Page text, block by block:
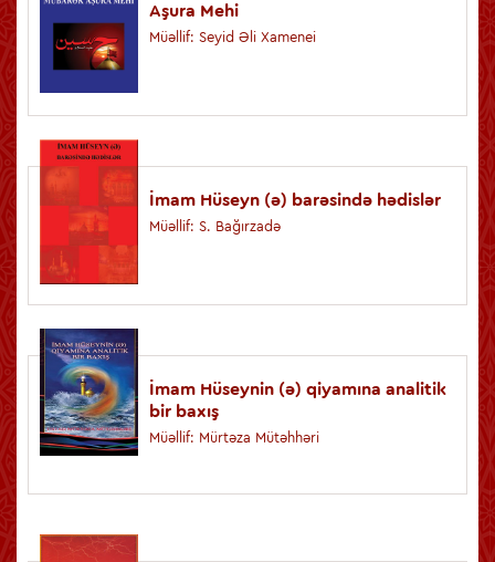
Aşura Mehi
Müəllif: Seyid Əli Xamenei
İmam Hüseyn (ə) barəsində hədislər
Müəllif: S. Bağırzadə
İmam Hüseynin (ə) qiyamına analitik
bir baxış
Müəllif: Mürtәzа Mütәhhәri